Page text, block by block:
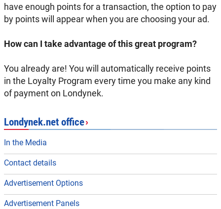
have enough points for a transaction, the option to pay
by points will appear when you are choosing your ad.
How can I take advantage of this great program?
You already are! You will automatically receive points
in the Loyalty Program every time you make any kind
of payment on Londynek.
Londynek.net office›
In the Media
Contact details
Advertisement Options
Advertisement Panels